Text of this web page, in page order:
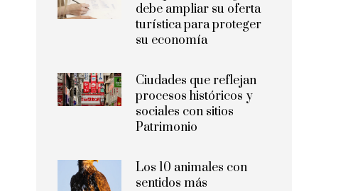
debe ampliar su oferta
turística para proteger
su economía
Ciudades que reflejan
procesos históricos y
sociales con sitios
Patrimonio
Los 10 animales con
sentidos más